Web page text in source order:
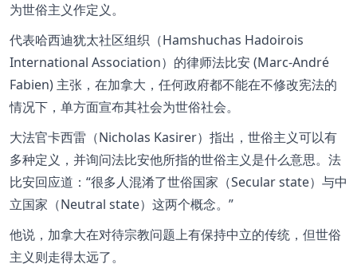
为世俗主义作定义。
代表哈西迪犹太社区组织（Hamshuchas Hadoirois
International Association）的律师法比安 (Marc-André
Fabien) 主张，在加拿大，任何政府都不能在不修改宪法的
情况下，单方面宣布其社会为世俗社会。
大法官卡西雷（Nicholas Kasirer）指出，世俗主义可以有
多种定义，并询问法比安他所指的世俗主义是什么意思。法
比安回应道： 很多人混淆了世俗国家（Secular state）与中
立国家（Neutral state）这两个概念。
他说，加拿大在对待宗教问题上有保持中立的传统，但世俗
主义则走得太远了。